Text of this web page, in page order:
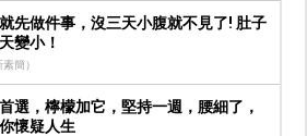
先做件事，沒三天小腹就不見了! 肚子
變小！
簡）
選，檸檬加它，堅持一週，腰細了，
懷疑人生